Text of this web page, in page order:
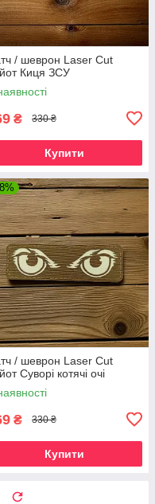
/ шеврон Laser Cut
Киця ЗСУ
₴ 330 ₴
Купити
/ шеврон Laser Cut
Суворі котячі очі
₴ 330 ₴
Купити